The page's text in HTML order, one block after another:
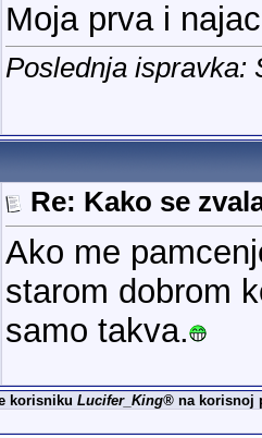
Moja prva i
Poslednja ispravka:
Re: Kako se
Ako me
starom dobrom
samo takva.
korisniku Lucifer_King®na korisnoj